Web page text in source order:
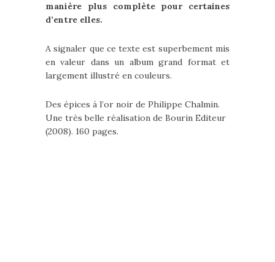
manière plus complète pour certaines
d’entre elles.
A signaler que ce texte est superbement mis
en valeur dans un album grand format et
largement illustré en couleurs.
Des épices à l’or noir de Philippe Chalmin.
Une très belle réalisation de Bourin Editeur
(2008). 160 pages.